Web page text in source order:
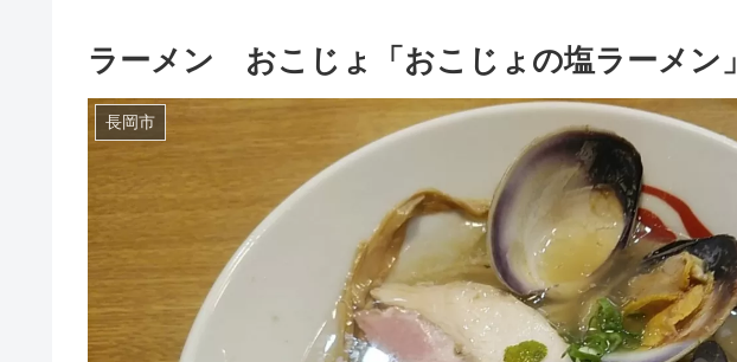
ラーメン おこじょ「おこじょの塩ラーメン」
長岡市